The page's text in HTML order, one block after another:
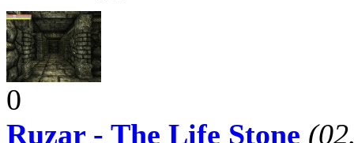
0
Ruzar - The Life Stone